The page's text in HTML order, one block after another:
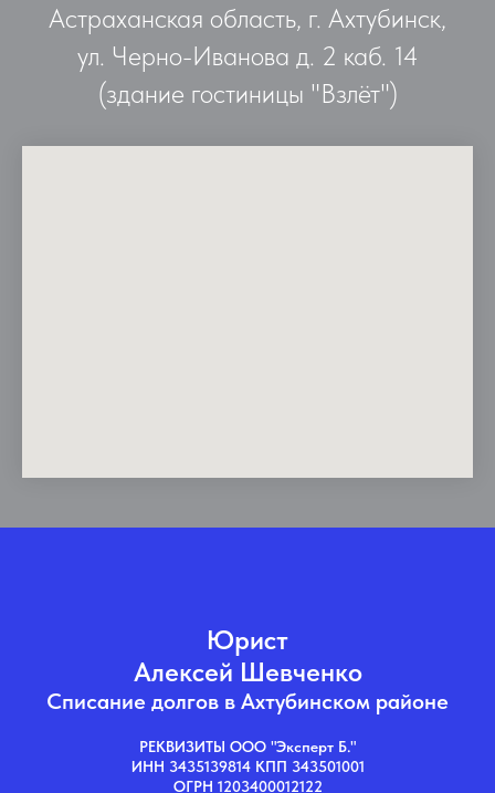
Астраханская область, г. Ахтубинск,
ул. Черно-Иванова д. 2 каб. 14
(здание гостиницы "Взлёт")
Юрист
Алексей Шевченко
Списание долгов в Ахтубинском районе
РЕКВИЗИТЫ ООО "Эксперт Б."
ИНН 3435139814 КПП 343501001
ОГРН 1203400012122